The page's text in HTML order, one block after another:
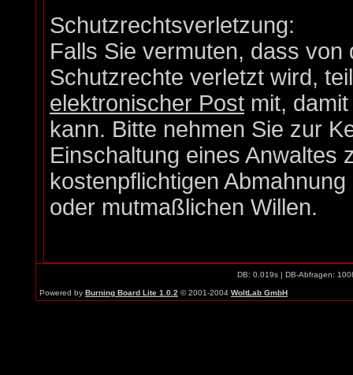
Schutzrechtsverletzung:
Falls Sie vermuten, dass
Schutzrechte verletzt wird,
elektronischer Post mit,
kann. Bitte nehmen Sie zur
Einschaltung eines Anwaltes
kostenpflichtigen
oder mutmaßlichen Willen.
DB: 0.019s | DB-Abfragen:
Powered by Burning Board Lite 1.0.2 © 2001-2004 WoltLab GmbH